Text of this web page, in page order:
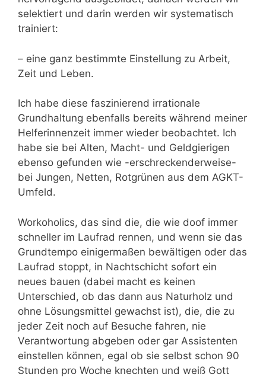
selektiert und darin werden wir systematisch
trainiert:
– eine ganz bestimmte Einstellung zu Arbeit,
Zeit und Leben.
Ich habe diese faszinierend irrationale
Grundhaltung ebenfalls bereits während meiner
Helferinnenzeit im­mer wieder beobachtet. Ich
habe sie bei Alten, Macht- und Geldgierigen
ebenso ge­funden wie -erschreckender­weise-
bei Jungen, Netten, Rotgrünen aus dem AGKT-
Umfeld.
Workoholics, das sind die, die wie doof immer
schneller im Laufrad rennen, und wenn sie das
Grundtempo einigermaßen bewältigen oder das
Laufrad stoppt, in Nachtschicht sofort ein
neues bauen (dabei macht es keinen
Unterschied, ob das dann aus Naturholz und
ohne Lösungsmittel gewachst ist), die, die zu
jeder Zeit noch auf Besuche fahren, nie
Verantwortung abgeben oder gar Assistenten
einstellen können, egal ob sie selbst schon 90
Stunden pro Woche knechten und weiß Gott